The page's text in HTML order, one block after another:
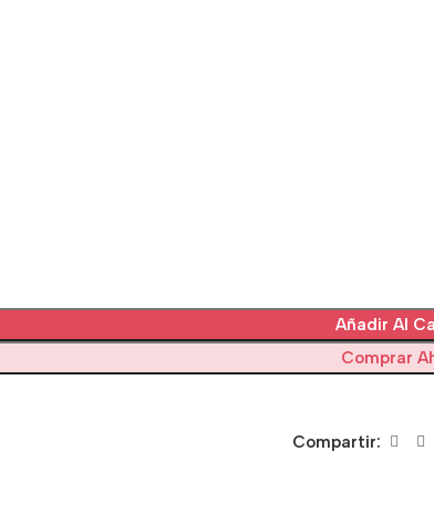
Añadir Al
Comprar
Compartir: